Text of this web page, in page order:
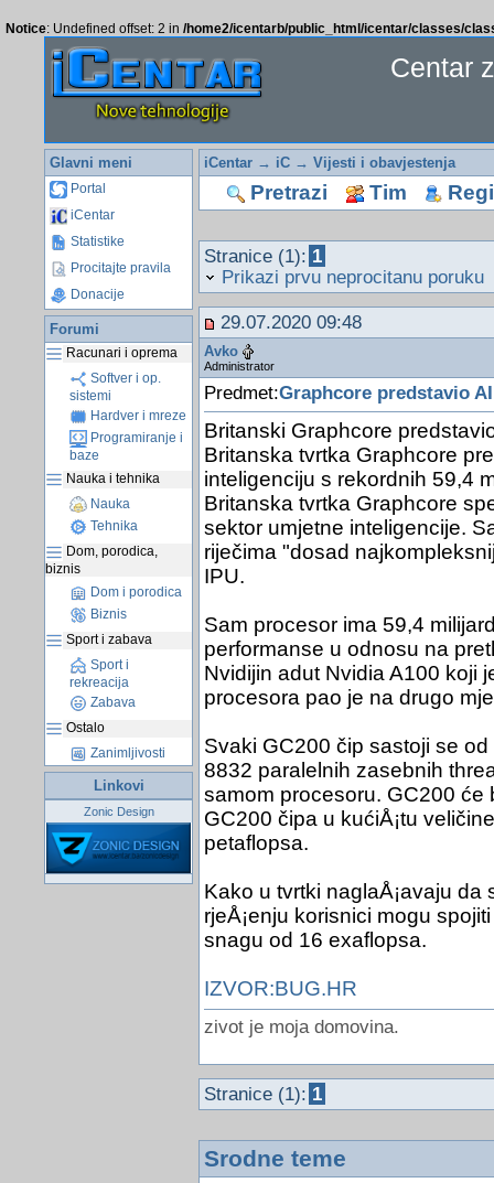
Notice: Undefined offset: 2 in /home2/icentarb/public_html/icentar/classes/
Centar
Glavni meni
Portal
iCentar
Statistike
Procitajte pravila
Donacije
Forumi
Racunari i oprema
Softver i op.
sistemi
Hardver i mreze
Programiranje i
baze
Nauka i tehnika
Nauka
Tehnika
Dom, porodica,
biznis
Dom i porodica
Biznis
Sport i zabava
Sport i
rekreacija
Zabava
Ostalo
Zanimljivosti
Linkovi
Zonic Design
iCentar→ iC→ Vijesti i obavjestenja
Pretrazi Tim
Stranice (1): 1
Prikazi prvu neprocitanu poruku
29.07.2020 09:48
Avko
Administrator
Predmet:Graphcore predstavio
Britanski Graphcore
Britanska tvrtka Graphcore
inteligenciju s rekordnih 59,4
Britanska tvrtka Graphcore
sektor umjetne inteligencije.
riječima "dosad
IPU.
Sam procesor ima 59,4
performanse u odnosu na
Nvidijin adut Nvidia A100 koji
procesora pao je na drugo
Svaki GC200 čip sastoji se
8832 paralelnih zasebnih
samom procesoru. GC200 će
GC200 čipa u kućiÅ¡tu
petaflopsa.
Kako u tvrtki naglaÅ¡avaju
rjeÅ¡enju korisnici mogu
snagu od 16 exaflopsa.
IZVOR:BUG.HR
zivot je moja domovina.
Stranice (1): 1
Srodne teme